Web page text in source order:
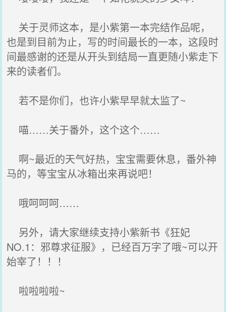
关于灵师这本，是小紫第一本完结作品呢，
也是到目前为止，写的时间最长的一本，这段时
间最感谢的还是从开头到结局一直更随小紫走下
来的读者们。
若不是你们，也许小紫早早就太监了~
喵……关于番外，这个这个……
啊~最近的天气好热，宝宝需要休息，番外神
马的，等宝宝从冰箱出来再说吧！
哦呵呵呵……
另外，请大家继续支持小紫新书《狂妃
NO.1：邪尊求征服》，已经百万字了哦~可以开
始宰了！！！
啦啦啦啦~